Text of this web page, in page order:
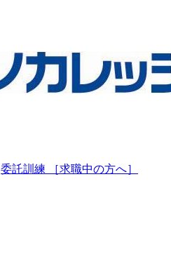
委託訓練 ［求職中の方へ］